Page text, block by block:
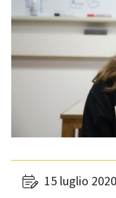
15 luglio 2020